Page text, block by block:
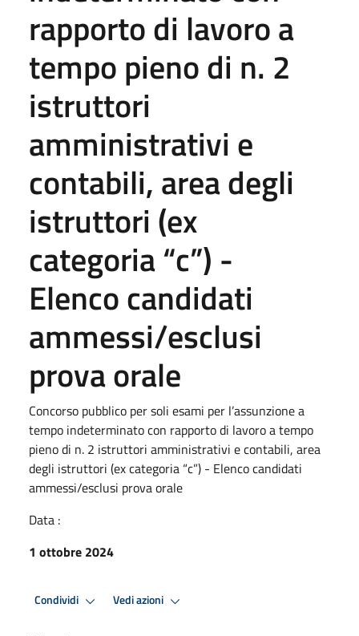
rapporto di lavoro a
tempo pieno di n. 2
istruttori
amministrativi e
contabili, area degli
istruttori (ex
categoria “c”) -
Elenco candidati
ammessi/esclusi
prova orale
Concorso pubblico per soli esami per l’assunzione a
tempo indeterminato con rapporto di lavoro a tempo
pieno di n. 2 istruttori amministrativi e contabili, area
degli istruttori (ex categoria “c”) - Elenco candidati
ammessi/esclusi prova orale
Data :
1 ottobre 2024
Condividi Vedi azioni